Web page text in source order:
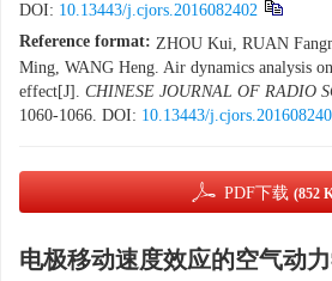
DOI: 10.13443/j.cjors.2016082402
Reference format: ZHOU Kui, RUAN
Ming, WANG Heng. Air dynamics analysis
effect[J]. CHINESE JOURNAL OF RADIO
1060-1066. DOI: 10.13443/
PDF下载 (852
电极移动速度效应的空气动